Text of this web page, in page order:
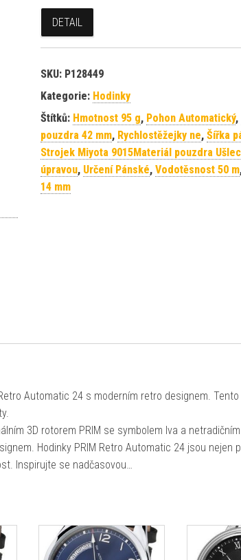
DETAIL
SKU: P128449
Kategorie: Hodinky
Štítků: Hmotnost 95 g, Pohon Automatický,
pouzdra 42 mm, Rychlostěžejky ne, Šířka
Strojek Miyota 9015Materiál pouzdra
úpravou, Určení Pánské, Vodotěsnost 50 m
14 mm
Automatic 24 s moderním retro designem.
3D rotorem PRIM se symbolem lva a
Hodinky PRIM Retro Automatic 24 jsou nejen
Inspirujte se nadčasovou…